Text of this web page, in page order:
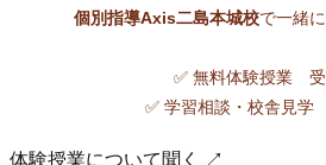
個別指導Axis二島本城校で一緒
✅ 無料体験授業
✅ 学習相談・校舎見
体験授業について聞く ↗